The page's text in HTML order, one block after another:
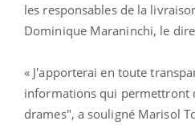
les responsables de la
Dominique Maraninchi, le
« J'apporterai en toute
informations qui permettront
drames", a souligné Marisol